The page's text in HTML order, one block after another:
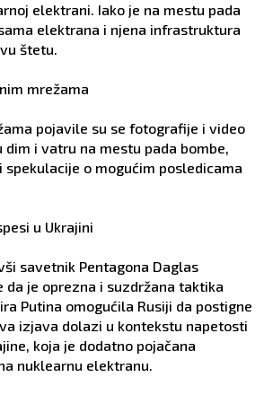
elektrani. Iako je na mestu pada
elektrana i njena infrastruktura
štetu.
mrežama
pojavile su se fotografije i video
dim i vatru na mestu pada bombe,
o mogućim posledicama
u Ukrajini
savetnik Pentagona Daglas
da je oprezna i suzdržana taktika
Putina omogućila Rusiji da postigne
izjava dolazi u kontekstu napetosti
koja je dodatno pojačana
nuklearnu elektranu.